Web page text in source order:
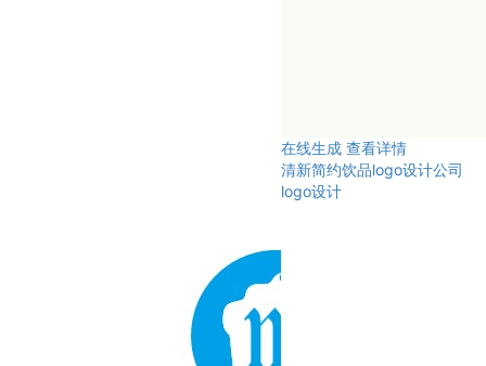
在线生成 查看详情
清新简约饮品logo设计公司
logo设计